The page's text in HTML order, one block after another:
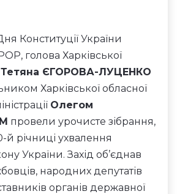
Конституції України
голова Харківської
Тетяна ЄГОРОВА-ЛУЦЕНКО
Харківської обласної
Олегом
провели урочисте зібрання,
річниці ухвалення
України. Захід об’єднав
народних депутатів
органів державної